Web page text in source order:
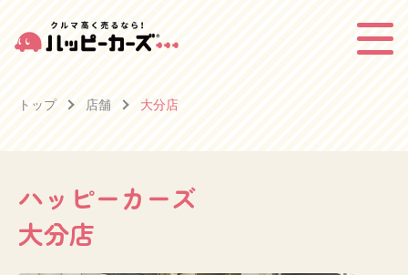
トップ 店舗 大分店
ハッピーカーズ
大分店